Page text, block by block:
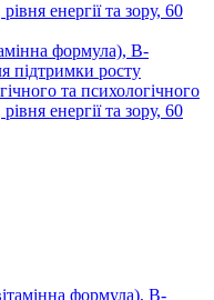
формула), B-
підтримки росту
та психологічного
енергії та зору, 60